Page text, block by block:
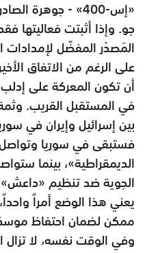
«إس-400» - جوهرة
جو. وإذا أثبتت فعاليتها
المَصدْر المفضّل
على الرغم من الاتفاق
أن تكون المعركة على
في المستقبل القريب.
بين إسرائيل وإيران في
فستبقى في سوريا
الديمقراطية»، بينما
الجوية ضد تنظيم «داعش»
يعني هذا الوضع أمراً
ممكن لضمان احتفاظ
وفي الوقت نفسه، لا تزال